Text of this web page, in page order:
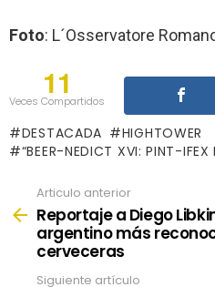
Foto: L´Osservatore
11
Veces Compartidos
DESTACADA
HIGHTOWER
“BEER-NEDICT XVI: PINT-IFEX
more
Articulo anterior
Reportaje a Diego
argentino más
cerveceras
Siguiente artículo